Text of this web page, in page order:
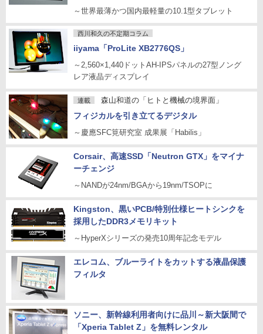
～世界最薄かつ国内最軽量の10.1型タブレット
西川和久の不定期コラム
iiyama「ProLite XB2776QS」
～2,560×1,440ドットAH-IPSパネルの27型ノング
レア液晶ディスプレイ
連載 森山和道の「ヒトと機械の境界面」
フィジカルを引き立てるデジタル
～慶應SFC筧研究室 成果展「Habilis」
Corsair、高速SSD「Neutron GTX」をマイナ
ーチェンジ
～NANDが24nm/BGAから19nm/TSOPに
Kingston、黒いPCB/特別仕様ヒートシンクを
採用したDDR3メモリキット
～HyperXシリーズの発売10周年記念モデル
エレコム、ブルーライトをカットする液晶保護
フィルタ
ソニー、新幹線利用者向けに品川～新大阪間で
「Xperia Tablet Z」を無料レンタル